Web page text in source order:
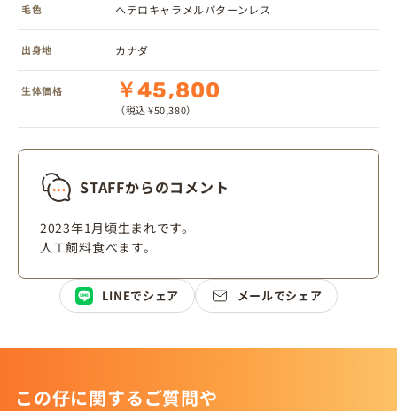
毛色 ヘテロキャラメルパターンレス
出身地 カナダ
生体価格 ￥45,800
（税込 ¥50,380）
STAFFからのコメント
2023年1月頃生まれです。
人工飼料食べます。
LINEでシェア メールでシェア
この仔に関するご質問や